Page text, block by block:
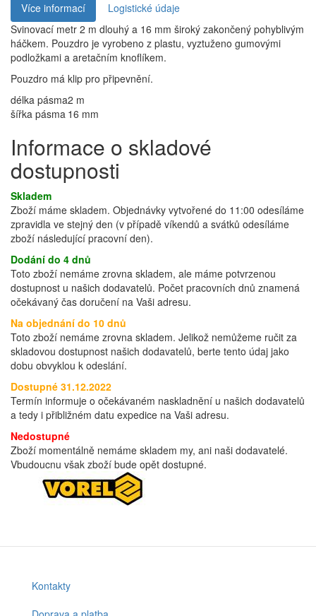
Více informací
Logistické údaje
Svinovací metr 2 m dlouhý a 16 mm široký zakončený pohyblivým
háčkem. Pouzdro je vyrobeno z plastu, vyztuženo gumovými
podložkami a aretačním knoflíkem.
Pouzdro má klip pro připevnění.
délka pásma2 m
šířka pásma 16 mm
Informace o skladové
dostupnosti
Skladem
Zboží máme skladem. Objednávky vytvořené do 11:00 odesíláme
zpravidla ve stejný den (v případě víkendů a svátků odesíláme
zboží následující pracovní den).
Dodání do 4 dnů
Toto zboží nemáme zrovna skladem, ale máme potvrzenou
dostupnost u našich dodavatelů. Počet pracovních dnů znamená
očekávaný čas doručení na Vaši adresu.
Na objednání do 10 dnů
Toto zboží nemáme zrovna skladem. Jelikož nemůžeme ručit za
skladovou dostupnost našich dodavatelů, berte tento údaj jako
dobu obvyklou k odeslání.
Dostupné 31.12.2022
Termín informuje o očekávaném naskladnění u našich dodavatelů
a tedy i přibližném datu expedice na Vaši adresu.
Nedostupné
Zboží momentálně nemáme skladem my, ani naši dodavatelé.
Vbudoucnu však zboží bude opět dostupné.
Footer
Kontakty